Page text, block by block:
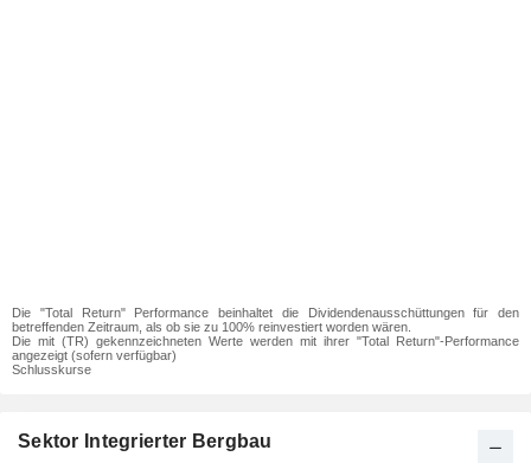
Die "Total Return" Performance beinhaltet die Dividendenausschüttungen für den
betreffenden Zeitraum, als ob sie zu 100% reinvestiert worden wären.
Die mit (TR) gekennzeichneten Werte werden mit ihrer "Total Return"-Performance
angezeigt (sofern verfügbar)
Schlusskurse
Sektor Integrierter Bergbau